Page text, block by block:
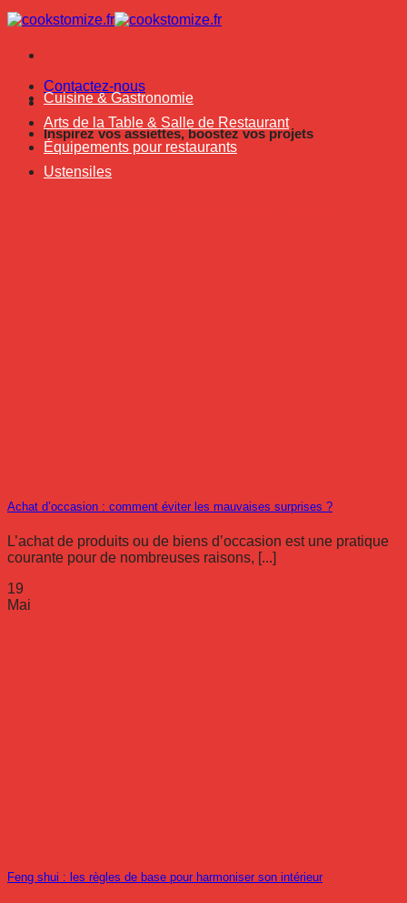
Passer
au
Contactez-nous
Inspirez vos assiettes, boostez vos projets
Cuisine & Gastronomie
Arts de la Table & Salle de Restaurant
Équipements pour restaurants
Ustensiles
Achat d’occasion : comment éviter les mauvaises surprises ?
L’achat de produits ou de biens d’occasion est une pratique
courante pour de nombreuses raisons, [...]
19
Mai
Feng shui : les règles de base pour harmoniser son intérieur